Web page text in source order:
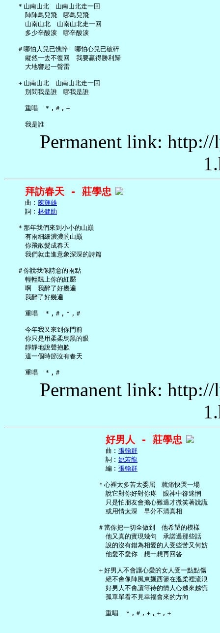
   ＊山南山北　山南山北走一回
     陣陣鳥兒飛　哪鳥兒飛
     山南山北　山南山北走一回
     多少辛酸淚　哪辛酸淚
   ＃哪怕人兒已憔悴　哪怕心兒已破碎
     縱然一去不復回　我要贏得勝利歸
     大地響起一聲雷
   ＋山南山北　山南山北走一回
     別問我是誰　哪我是誰
     重唱　＊,＃,＋
Permanent link:
拜訪春天 - 莊學忠
     曲︰
陳輝雄
     詞︰
林健助
   ＊那年我們來到小小的山巔
     有雨細細濃濃的山巔
     你飛散髮成春天
     我們就走進意象深深的詩篇
   ＃你說我像詩意的雨點
     輕輕飄上你的紅靨
     啊　我醉了好幾遍
     我醉了好幾遍
     重唱　＊,＃,＊,＃
     今年我又來到你門前
     你只是用柔柔烏黑的眼
     靜靜地說聲抱歉
     這一個時節沒有春天
Permanent link:
好男人 - 莊學忠
     曲︰
張翰群
     詞︰
姚若龍
     編︰
張翰群
   ＊心裡太多苦太委屈　就痛快哭一場
     說它對你好對你疼　眼神中卻迷惘
     只是怕朋友會擔心難過才微笑著說謊
     或用情太深　早分不清真相
   ＃當你把一切全做到　他希望的模樣
     他又真的實現幾句　承諾過那些話
     說的沒有錯為相愛的人受些苦又何妨
     他愛不愛你　想一想再回答
   ＋好男人不會讓心愛的女人受一點點傷
     絕不會像陣風東飄西盪在溫柔裡流浪
     好男人不會讓等待的情人心越來越慌
     孤單單看不見幸福會來的方向